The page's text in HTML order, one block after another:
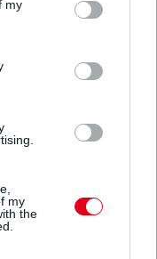
You may click to
third-party tags to
in below Google
my
my
the
Perez 1:32.969-es
Nem volt
a folytatásban.
megkezdte a